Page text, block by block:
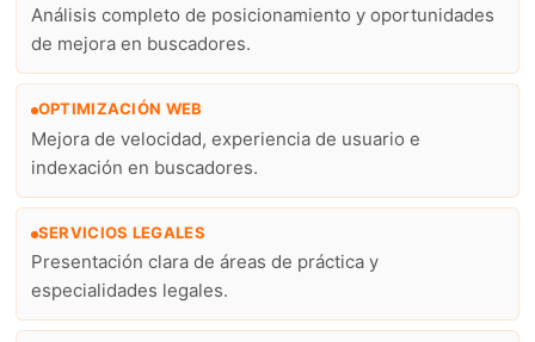
Análisis completo de posicionamiento y oportunidades
de mejora en buscadores.
OPTIMIZACIÓN WEB
Mejora de velocidad, experiencia de usuario e
indexación en buscadores.
SERVICIOS LEGALES
Presentación clara de áreas de práctica y
especialidades legales.